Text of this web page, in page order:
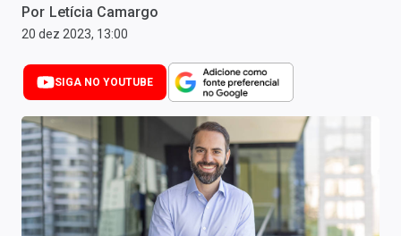
Anuncie
Últimas Notícias
Newsletters
Cotações
Comprar ou vender?
Por Letícia Camargo
20 dez 2023, 13:00
SIGA NO YOUTUBE